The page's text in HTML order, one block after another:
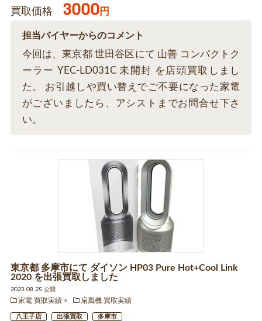
買取価格 3000円
担当バイヤーからのコメント
今回は、東京都 世田谷区にて 山善 コンパクトク
ーラー YEC-LD031C 未開封 を店頭買取しまし
た。 お引越しや買い替えでご不要になった家電
がございましたら、アシストまでお問合せ下さ
い。
東京都 多摩市にて ダイソン HP03 Pure Hot+Cool Link
2020 を出張買取しました
2023.08.25 公開
家電 買取実績
扇風機 買取実績
八王子店 出張買取 多摩市